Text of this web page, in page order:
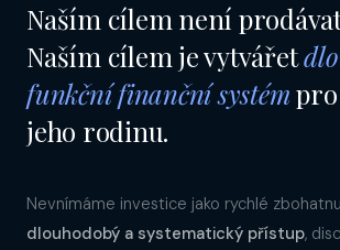
Naším cílem není
Naším cílem je vytvářet
funkční finanční systém
jeho rodinu.
Nevnímáme investice jako rychlé
dlouhodobý a systematický přístup,